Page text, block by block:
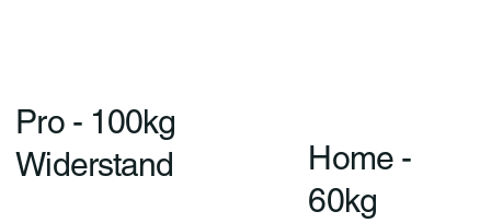
Pro - 100kg
Widerstand
Home -
60kg